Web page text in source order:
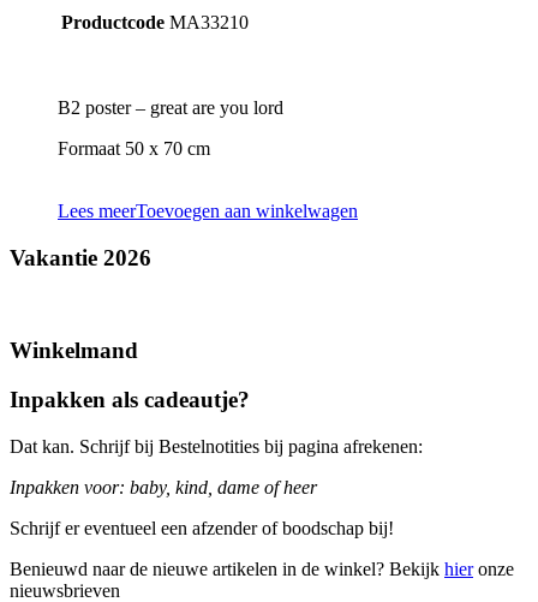
Productcode MA33210
B2 poster – great are you lord
Formaat 50 x 70 cm
Lees meerToevoegen aan winkelwagen
Vakantie 2026
Winkelmand
Inpakken als cadeautje?
Dat kan. Schrijf bij Bestelnotities bij pagina afrekenen:
Inpakken voor: baby, kind, dame of heer
Schrijf er eventueel een afzender of boodschap bij!
Benieuwd naar de nieuwe artikelen in de winkel? Bekijk hieronze
nieuwsbrieven